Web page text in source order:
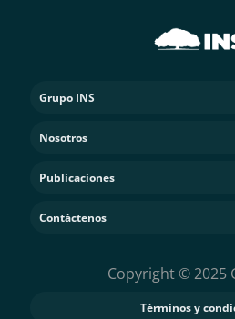
Grupo INS
Nosotros
Publicaciones
Contáctenos
Copyright © 2025
Términos y